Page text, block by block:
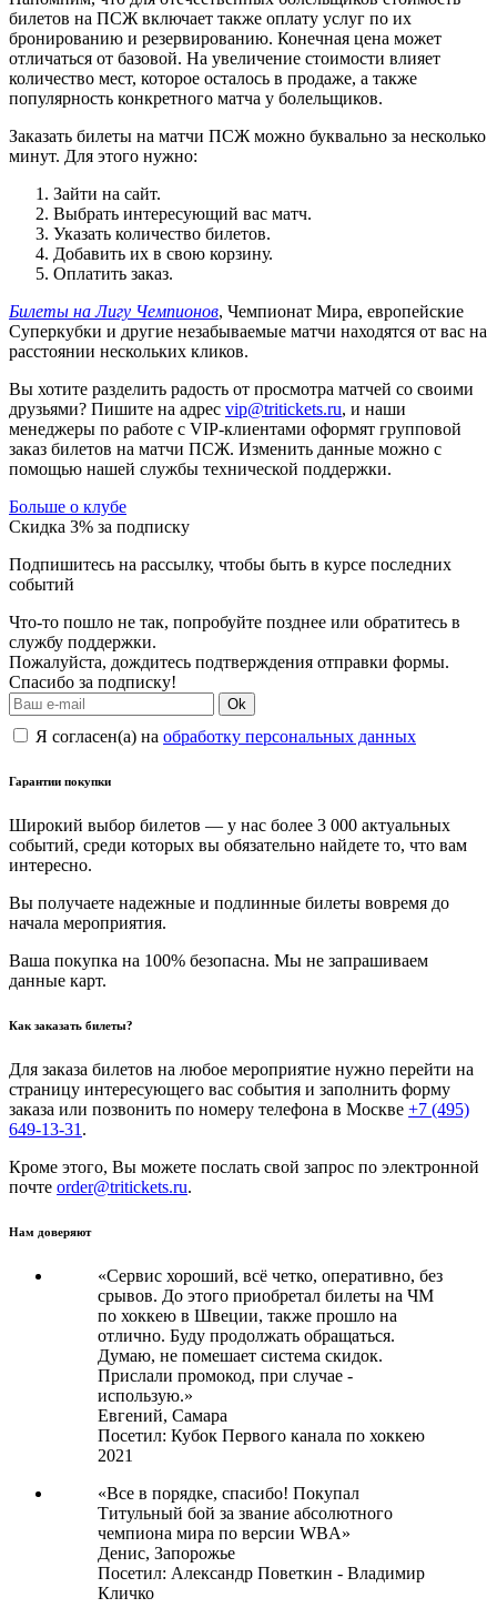
билетов на ПСЖ включает также оплату услуг по их
бронированию и резервированию. Конечная цена может
отличаться от базовой. На увеличение стоимости влияет
количество мест, которое осталось в продаже, а также
популярность конкретного матча у болельщиков.
Заказать билеты на матчи ПСЖ можно буквально за несколько
минут. Для этого нужно:
Зайти на сайт.
Выбрать интересующий вас матч.
Указать количество билетов.
Добавить их в свою корзину.
Оплатить заказ.
Билеты на Лигу Чемпионов, Чемпионат Мира, европейские
Суперкубки и другие незабываемые матчи находятся от вас на
расстоянии нескольких кликов.
Вы хотите разделить радость от просмотра матчей со своими
друзьями? Пишите на адрес vip@tritickets.ru, и наши
менеджеры по работе с VIP-клиентами оформят групповой
заказ билетов на матчи ПСЖ. Изменить данные можно с
помощью нашей службы технической поддержки.
Больше о клубе
Скидка 3% за подписку
Подпишитесь на рассылку, чтобы быть в курсе последних
событий
Что-то пошло не так, попробуйте позднее или обратитесь в
службу поддержки.
Пожалуйста, дождитесь подтверждения отправки формы.
Спасибо за подписку!
Ok
Я согласен(а) на обработку персональных данных
Гарантии покупки
Широкий выбор билетов — у нас более 3 000 актуальных
событий, среди которых вы обязательно найдете то, что вам
интересно.
Вы получаете надежные и подлинные билеты вовремя до
начала мероприятия.
Ваша покупка на 100% безопасна. Мы не запрашиваем
данные карт.
Как заказать билеты?
Для заказа билетов на любое мероприятие нужно перейти на
страницу интересующего вас события и заполнить форму
заказа или позвонить по номеру телефона в Москве +7 (495)
649-13-31 .
Кроме этого, Вы можете послать свой запрос по электронной
почте order@tritickets.ru.
Нам доверяют
«Сервис хороший, всё четко, оперативно, без
срывов. До этого приобретал билеты на ЧМ
по хоккею в Швеции, также прошло на
отлично. Буду продолжать обращаться.
Думаю, не помешает система скидок.
Прислали промокод, при случае -
использую.»
Евгений, Самара
Посетил: Кубок Первого канала по хоккею
2021
«Все в порядке, спасибо! Покупал
Титульный бой за звание абсолютного
чемпиона мира по версии WBA»
Денис, Запорожье
Посетил: Александр Поветкин - Владимир
Кличко